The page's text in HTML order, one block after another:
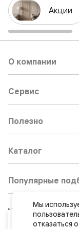
Акции
О компании
Сервис
Полезно
Каталог
Популярные
Мы
отказаться